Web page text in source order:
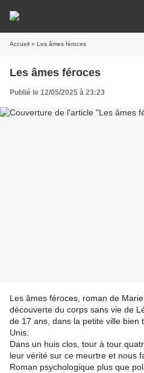
Accueil » Les âmes féroces
Les âmes féroces
Publié le 12/05/2025 à 23:23
Les âmes féroces, roman de
découverte du corps sans vie de
de 17 ans, dans la petite ville bien
Unis.
Dans un huis clos, tour à tour
leur vérité sur ce meurtre et nous
Roman psychologique plus que